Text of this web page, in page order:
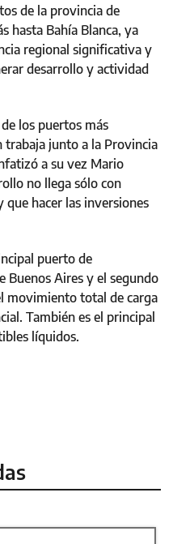
de la provincia de
hasta Bahía Blanca, ya
regional significativa y
desarrollo y actividad
los puertos más
trabaja junto a la Provincia
a su vez Mario
no llega sólo con
que hacer las inversiones
puerto de
Buenos Aires y el segundo
movimiento total de carga
También es el principal
líquidos.